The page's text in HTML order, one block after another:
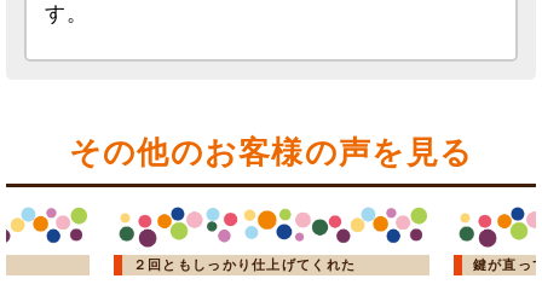
す。
その他のお客様の声を見る
２回ともしっかり仕上げてくれた 鍵が直っ